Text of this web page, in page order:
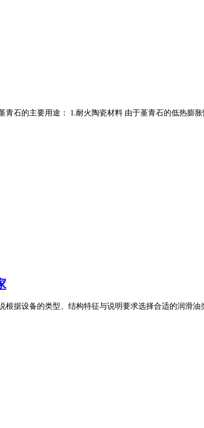
石的主要用途： 1.耐火陶瓷材料 由于堇青石的低热膨
据设备的类型、结构特征与说明要求选择合适的润滑